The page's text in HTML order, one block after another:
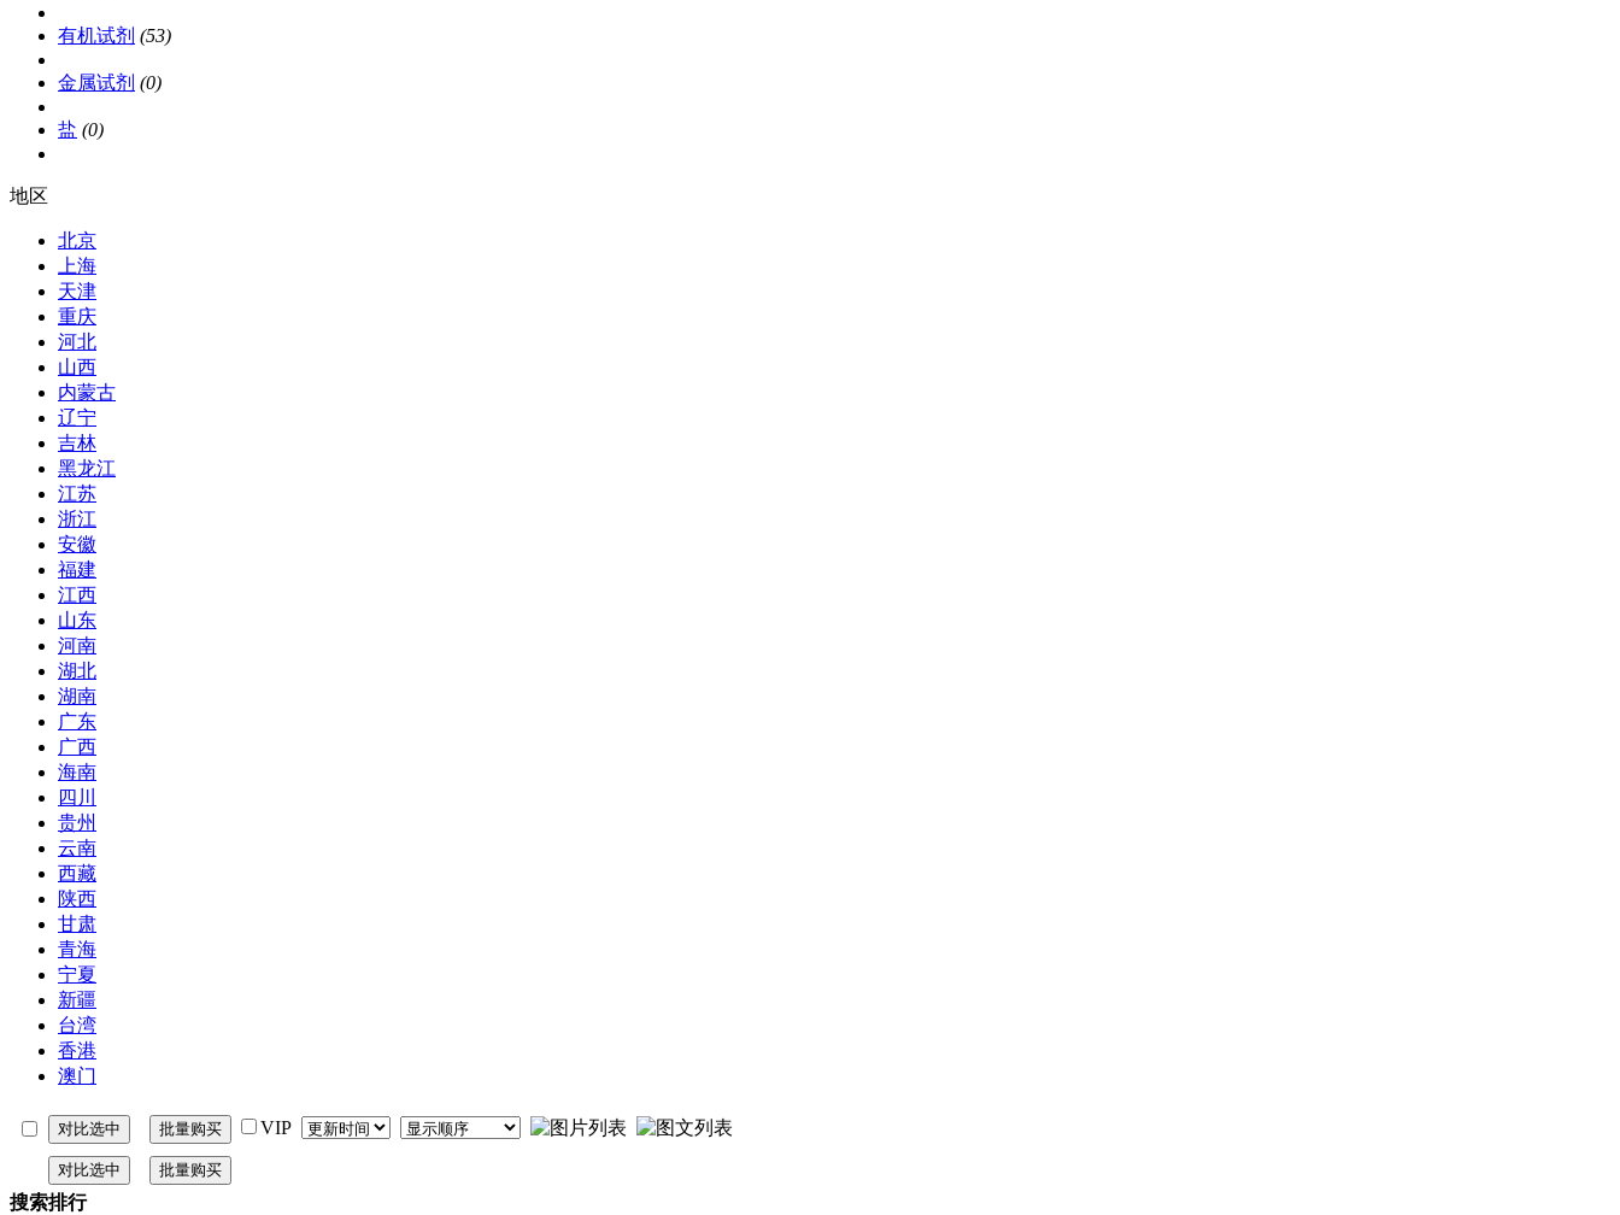
有机试剂 (53)
金属试剂 (0)
盐 (0)
地区
北京
上海
天津
重庆
河北
山西
内蒙古
辽宁
吉林
黑龙江
江苏
浙江
安徽
福建
江西
山东
河南
湖北
湖南
广东
广西
海南
四川
贵州
云南
西藏
陕西
甘肃
青海
宁夏
新疆
台湾
香港
澳门
VIP
搜索排行